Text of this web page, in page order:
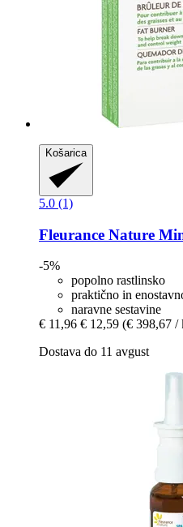
Košarica
5.0 (1)
Fleurance Nature
-5%
popolno rastlinsko
praktično in
naravne sestavine
€ 11,96 € 12,59 (€ 398,67 /
Dostava do 11 avgust